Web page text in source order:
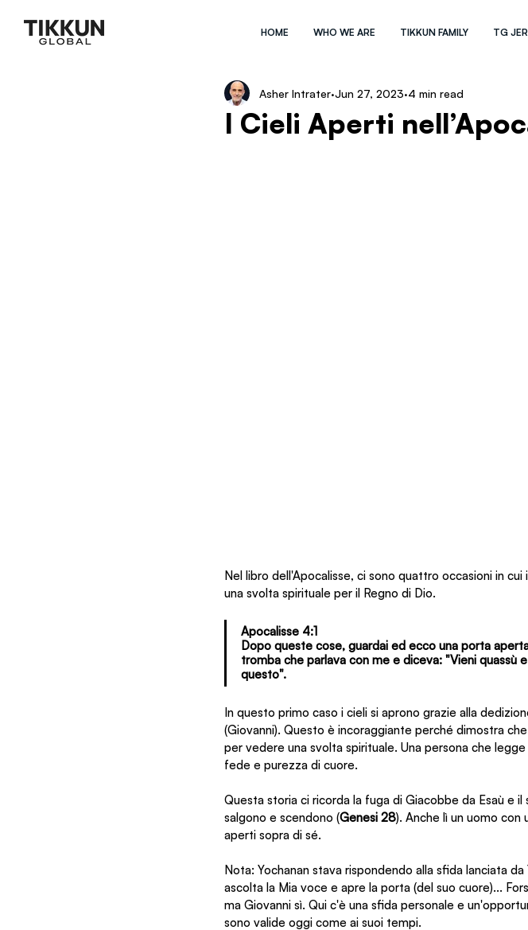
HOME WHO WE ARE TIKKUN FAMILY TG
I Cieli Aperti
Asher Intrater Jun 27, 2023 4 min read
Nel libro dell'Apocalisse, ci sono quattro occasioni in
una svolta spirituale per il Regno di Dio.
Apocalisse 4:1
Dopo queste cose, guardai ed ecco una porta
tromba che parlava con me e diceva: "Vieni
questo".
In questo primo caso i cieli si aprono grazie alla
(Giovanni). Questo è incoraggiante perché dimostra
per vedere una svolta spirituale. Una persona che
fede e purezza di cuore.
Questa storia ci ricorda la fuga di Giacobbe da Esaù e
salgono e scendono (Genesi 28). Anche lì un uomo
aperti sopra di sé.
Nota: Yochanan stava rispondendo alla sfida lanciata
ascolta la Mia voce e apre la porta (del suo cuore)...
ma Giovanni sì. Qui c'è una sfida personale e
sono valide oggi come ai suoi tempi.